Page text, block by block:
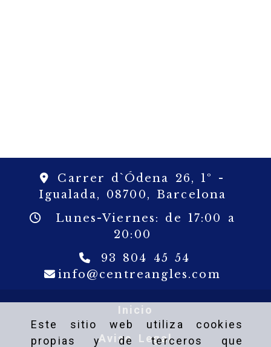
Este sitio web utiliza cookies
propias y de terceros que
Carrer d`Ódena 26, 1º -
Igualada, 08700,Barcelona
Lunes-Viernes: de 17:00 a
20:00
93 804 45 54
info
centreangles.com
Inicio
Aviso Legal